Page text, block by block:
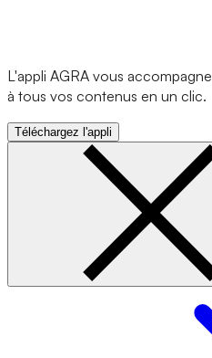
L'appli AGRA vous
à tous vos contenus en un clic.
Téléchargez l'appli